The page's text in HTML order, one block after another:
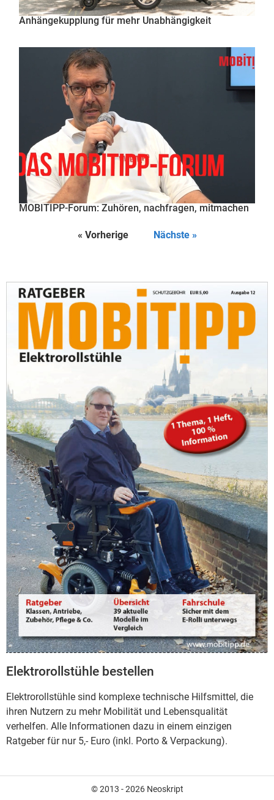
Anhängekupplung für mehr Unabhängigkeit
MOBITIPP-Forum: Zuhören, nachfragen, mitmachen
« Vorherige Nächste »
Elektrorollstühle bestellen
Elektrorollstühle sind komplexe technische Hilfsmittel, die
ihren Nutzern zu mehr Mobilität und Lebensqualität
verhelfen. Alle Informationen dazu in einem einzigen
Ratgeber für nur 5,- Euro (inkl. Porto & Verpackung).
© 2013 - 2026 Neoskript